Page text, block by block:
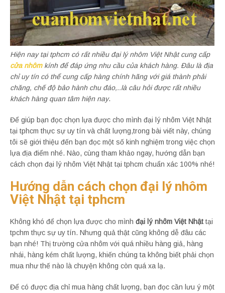
Hiện nay tại tphcm có rất nhiều đại lý nhôm Việt Nhật cung cấp
cửa nhômkính để đáp ứng nhu cầu của khách hàng. Đâu là địa
chỉ uy tín có thể cung cấp hàng chính hãng với giá thành phải
chăng, chế độ bảo hành chu đáo,..là câu hỏi được rất nhiều
khách hàng quan tâm hiện nay.
Để giúp bạn đọc chọn lựa được cho mình đại lý nhôm Việt Nhật
tại tphcm thực sự uy tín và chất lượng,trong bài viết này, chúng
tôi sẽ giới thiệu đến bạn đọc một số kinh nghiệm trong việc chọn
lựa địa điểm nhé. Nào, cùng tham khảo ngay, hướng dẫn bạn
cách chọn đại lý nhôm Việt Nhật tại tphcm chuẩn xác 100% nhé!
Hướng dẫn cách chọn đại lý nhôm
Việt Nhật tại tphcm
Không khó để chọn lựa được cho mình đại lý nhôm Việt Nhật tại
tpchm thực sự uy tín. Nhưng quả thật cũng không dễ đâu các
bạn nhé! Thị trường cửa nhôm với quá nhiều hàng giả, hàng
nhái, hàng kém chất lượng, khiến chúng ta không biết phải chọn
mua như thế nào là chuyện không còn quá xa lạ.
Để có được địa chỉ mua hàng chất lượng, bạn đọc cần lưu ý một